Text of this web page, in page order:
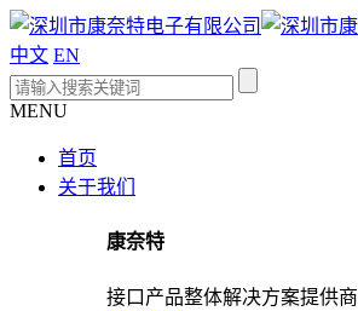
中文 EN
MENU
首页
关于我们
康奈特
接口产品整体解决方案提供商